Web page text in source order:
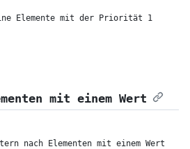
Elemente mit der Priorität 1
mit einem Wert
nach Elementen mit einem Wert